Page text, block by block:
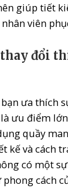
giúp tiết
viên
thay đổi
ưa thích
ưu điểm
quầy
kế và cách
có một
cách